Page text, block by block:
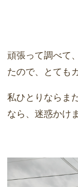
頑張って調べて
たので、とても
私ひとりならま
なら、迷惑かけ